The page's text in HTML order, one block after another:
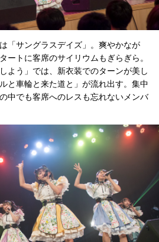
「サングラスデイズ」。爽やかなが
ートに客席のサイリウムもぎらぎら。
よう」では、新衣装でのターンが美し
と車輪と来た道と」が流れ出す。集中
中でも客席へのレスも忘れないメンバ